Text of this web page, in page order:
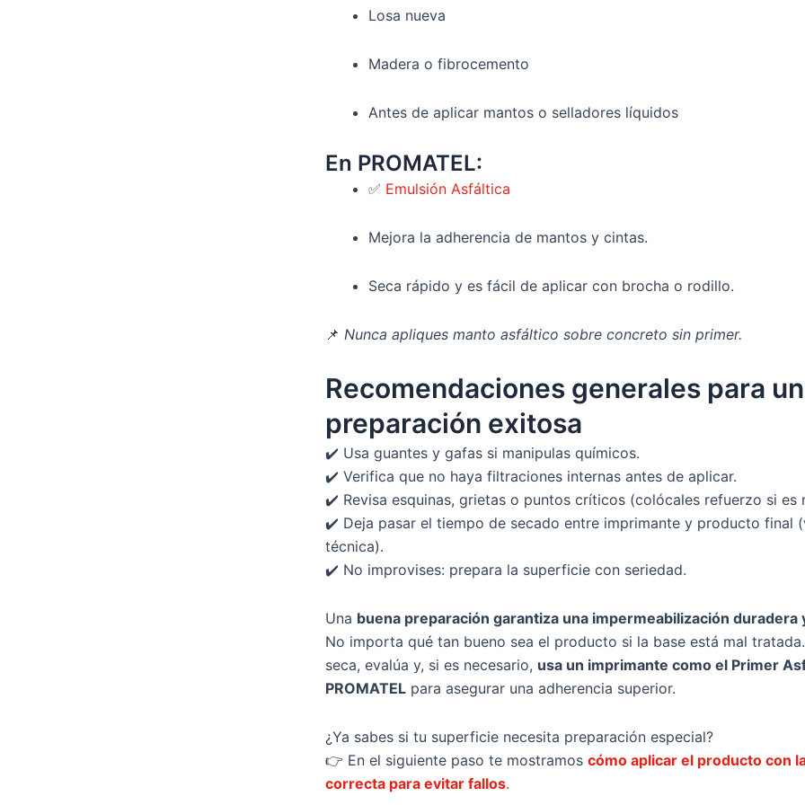
Losa nueva
Madera o fibrocemento
Antes de aplicar mantos o selladores líquidos
En PROMATEL:
✅ Emulsión Asfáltica
Mejora la adherencia de mantos y cintas.
Seca rápido y es fácil de aplicar con brocha o rodillo.
📌 Nunca apliques manto asfáltico sobre concreto sin primer.
Recomendaciones generales para
preparación exitosa
✔️ Usa guantes y gafas si manipulas químicos.
✔️ Verifica que no haya filtraciones internas antes de aplicar.
✔️ Revisa esquinas, grietas o puntos críticos (colócales refuerzo si es
✔️ Deja pasar el tiempo de secado entre imprimante y producto final
técnica).
✔️ No improvises: prepara la superficie con seriedad.
Una buena preparación garantiza una impermeabilización duradera
No importa qué tan bueno sea el producto si la base está mal
seca, evalúa y, si es necesario, usa un imprimante como el Primer
PROMATEL para asegurar una adherencia superior.
¿Ya sabes si tu superficie necesita preparación especial?
👉 En el siguiente paso te mostramos cómo aplicar el producto con
correcta para evitar fallos.